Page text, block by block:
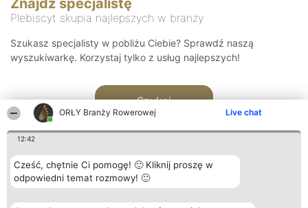
ORŁY Branży Rowerowej Live chat
12:42
Cześć, chętnie Ci pomogę! 🙂 Kliknij proszę w
odpowiedni temat rozmowy! 🙂
Znajdź specjalistę
Plebiscyt skupia najlepszych w branży
Szukasz specjalisty w pobliżu Ciebie? Sprawdź naszą
wyszukiwarkę. Korzystaj tylko z usług najlepszych!
Szukaj
Organizator plebiscytu Plebiscyt Kontakt